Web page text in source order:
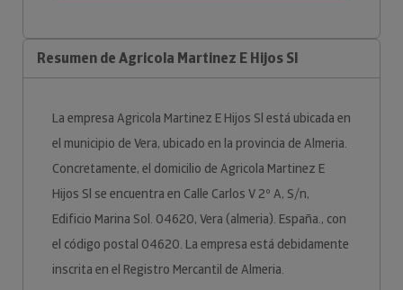
Resumen de Agricola Martinez E Hijos Sl
La empresa Agricola Martinez E Hijos Sl está ubicada en
el municipio de Vera, ubicado en la provincia de Almeria.
Concretamente, el domicilio de Agricola Martinez E
Hijos Sl se encuentra en Calle Carlos V 2º A, S/n,
Edificio Marina Sol. 04620, Vera (almeria). España., con
el código postal 04620. La empresa está debidamente
inscrita en el Registro Mercantil de Almeria.